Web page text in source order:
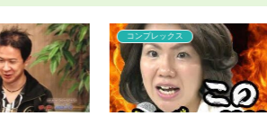
コンプレックス こどおじ・ニート